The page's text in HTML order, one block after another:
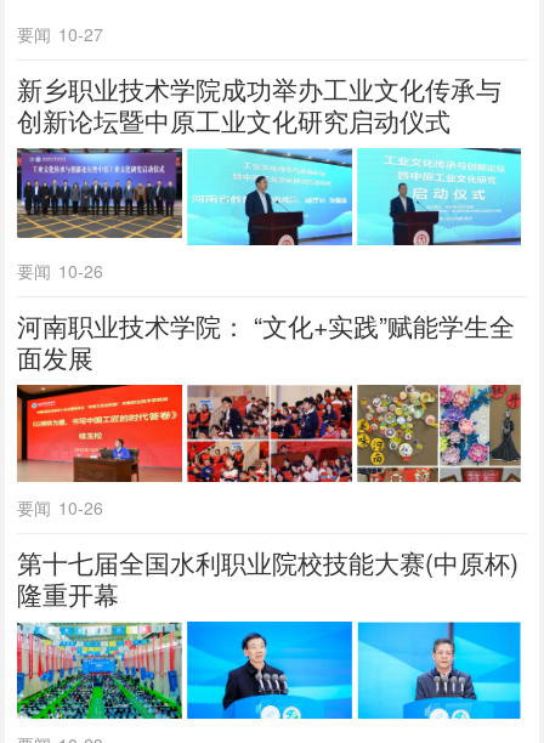
要闻 10-27
新乡职业技术学院成功举办工业文化传承与
创新论坛暨中原工业文化研究启动仪式
要闻 10-26
河南职业技术学院： “文化+实践”赋能学生全
面发展
要闻 10-26
第十七届全国水利职业院校技能大赛(中原杯)
隆重开幕